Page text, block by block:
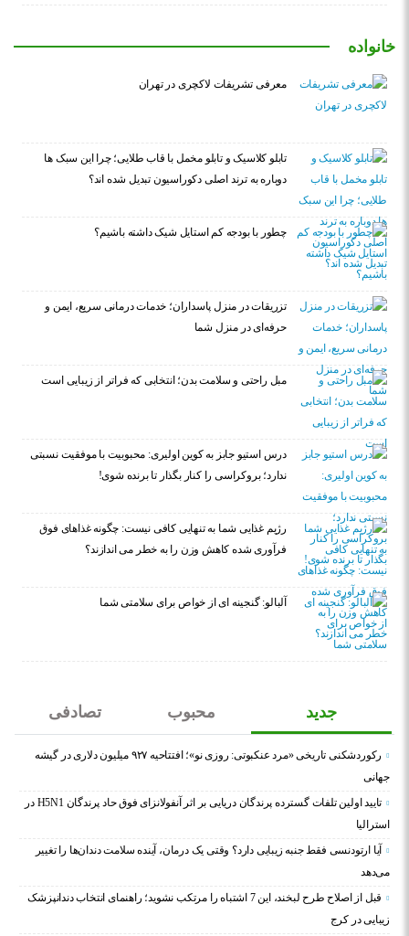
خانواده
معرفی تشریفات لاکچری در تهران
تابلو کلاسیک و تابلو مخمل با قاب طلایی؛ چرا این سبک ها
دوباره به ترند اصلی دکوراسیون تبدیل شده اند؟
چطور با بودجه کم استایل شیک داشته باشیم؟
تزریقات در منزل پاسداران؛ خدمات درمانی سریع، ایمن و
حرفه‌ای در منزل شما
مبل راحتی و سلامت بدن؛ انتخابی که فراتر از زیبایی است
درس استیو جابز به کوین اولیری: محبوبیت با موفقیت نسبتی
ندارد؛ بروکراسی را کنار بگذار تا برنده شوی!
رژیم غذایی شما به تنهایی کافی نیست: چگونه غذاهای فوق
فرآوری شده کاهش وزن را به خطر می اندازند؟
آلبالو: گنجینه ای از خواص برای سلامتی شما
جدید محبوب تصادفی
رکوردشکنی تاریخی «مرد عنکبوتی: روزی نو»؛ افتتاحیه ۹۲۷ میلیون دلاری در گیشه
جهانی
تایید اولین تلفات گسترده پرندگان دریایی بر اثر آنفولانزای فوق حاد پرندگان H5N1 در
استرالیا
آیا ارتودنسی فقط جنبه زیبایی دارد؟ وقتی یک درمان، آینده سلامت دندان‌ها را تغییر
می‌دهد
قبل از اصلاح طرح لبخند، این 7 اشتباه را مرتکب نشوید؛ راهنمای انتخاب دندانپزشک
زیبایی در کرج